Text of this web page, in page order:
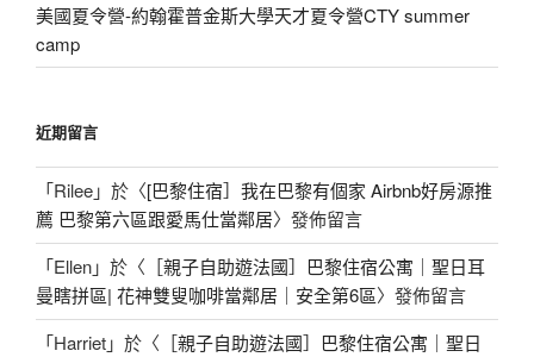
美國夏令營-約翰霍普金斯大學天才夏令營CTY summer
camp
近期留言
「Rilee」於〈[巴黎住宿］我在巴黎有個家 Airbnb好房源推
薦 巴黎第六區跟愛馬仕當鄰居〉發佈留言
「Ellen」於〈 ［親子自助遊法國］巴黎住宿公寓｜聖日耳
曼瞎拼區| 花神雙叟咖啡當鄰居｜安全第6區〉發佈留言
「Harriet」於〈 ［親子自助遊法國］巴黎住宿公寓｜聖日